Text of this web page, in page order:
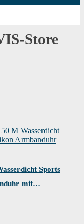
Store
Sports
mit…